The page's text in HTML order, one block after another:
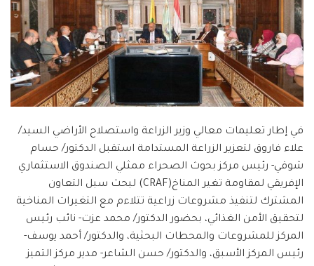
في إطار تعليمات معالي وزير الزراعة واستصلاح الأراضي السيد/
علاء فاروق لتعزير الزراعة المستدامة استقبل الدكتور/ حسام
شوقي- رئيس مركز بحوث الصحراء ممثلي الصندوق الاستثماري
الإفريقي لمقاومة تغير المناخ(CRAF) لبحث سبل التعاون
المشترك لتنفيذ مشروعات زراعية تتلاءم مع التغيرات المناخية
لتحقيق الأمن الغذائي، بحضور الدكتور/ محمد عزت- نائب رئيس
المركز للمشروعات والمحطات البحثية، والدكتور/ أحمد يوسف-
رئيس المركز الأسبق، والدكتور/ حسن الشاعر- مدير مركز التميز